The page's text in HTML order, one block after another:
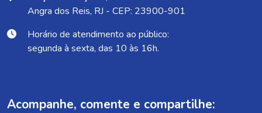
Angra dos Reis, RJ - CEP: 23900-901
Horário de atendimento ao público:
segunda à sexta, das 10 às 16h.
Acompanhe, comente e compartilhe: